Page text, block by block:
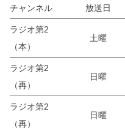
チャンネル 放送日
ラジオ第2
（本）
土曜
ラジオ第2
（再）
日曜
ラジオ第2
（再）
日曜